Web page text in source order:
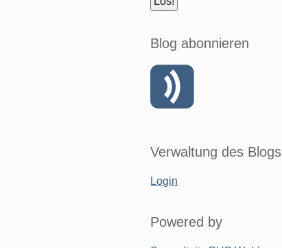
Blog abonnieren
Verwaltung des Blogs
Login
Powered by